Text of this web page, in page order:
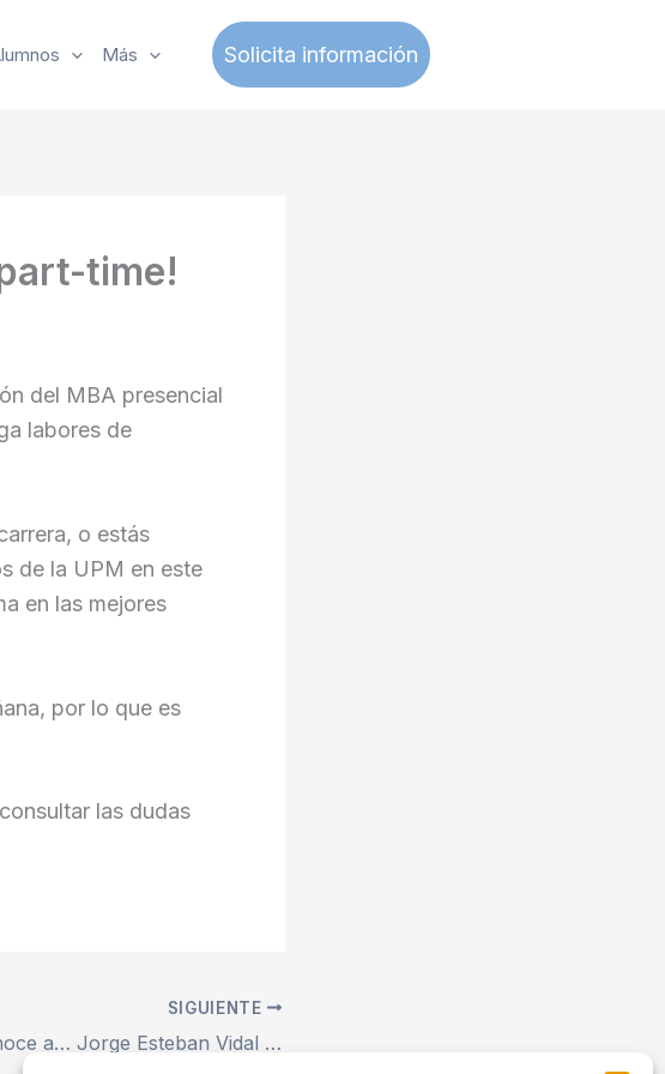
Más Solicita información
time!
del MBA presencial
labores de
o estás
de la UPM en este
en las mejores
por lo que es
las dudas
SIGUIENTE
Conoce a… Jorge Esteban Vidal Moreno